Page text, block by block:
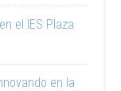
el IES Plaza
en la